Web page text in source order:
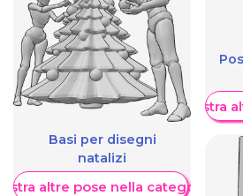
Basi per disegni
natalizi
altre pose nella categoria
Mostra